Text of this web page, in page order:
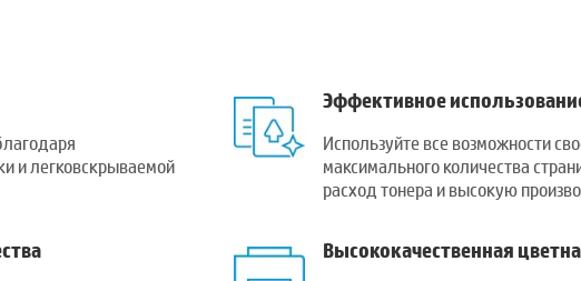
и легковскрываемой
Эффективное
Используйте все возможности
максимального количества
расход тонера и высокую
Высококачественная